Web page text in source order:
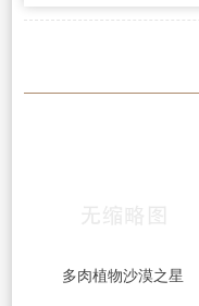
多肉植物沙漠之星